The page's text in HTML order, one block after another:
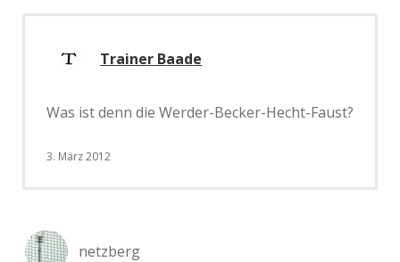
Trainer Baade
Was ist denn die Werder-Becker-Hecht-Faust?
3. März 2012
netzberg